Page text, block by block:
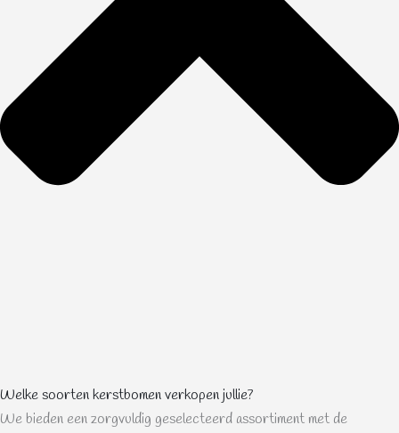
Welke soorten kerstbomen verkopen jullie?
We bieden een zorgvuldig geselecteerd assortiment met de